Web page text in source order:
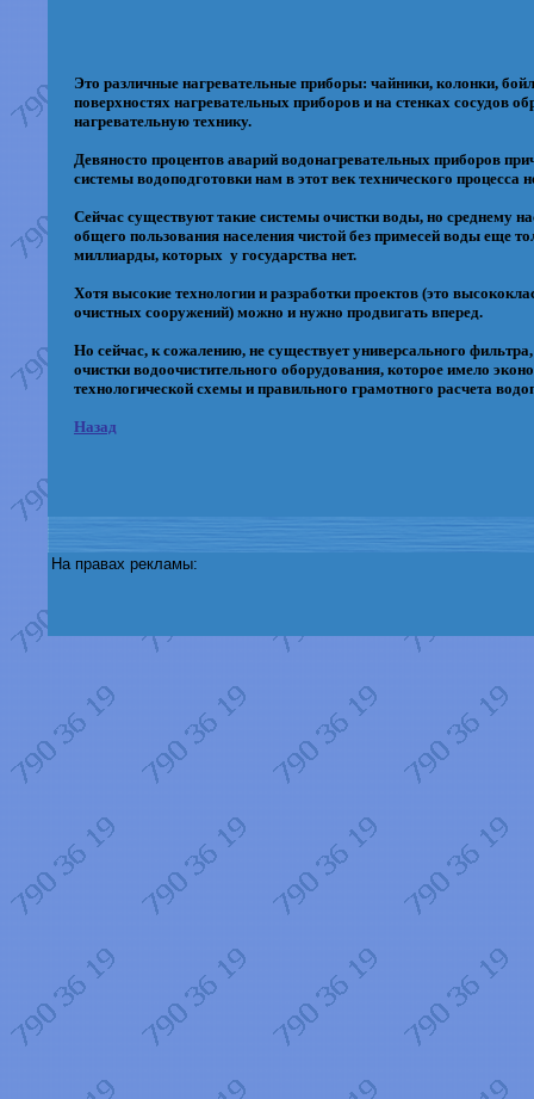
Это различные нагревательные приборы: чайники, колонки,
поверхностях нагревательных приборов и на стенках сосудов
нагревательную технику.
Девяносто процентов аварий водонагревательных приборов
системы водоподготовки нам в этот век технического процесса
Сейчас существуют такие системы очистки воды, но среднему
общего пользования населения чистой без примесей воды еще
миллиарды, которых у государства нет.
Хотя высокие технологии и разработки проектов (это
очистных сооружений) можно и нужно продвигать вперед.
Но сейчас, к сожалению, не существует универсального
очистки водоочистительного оборудования, которое имело
технологической схемы и правильного грамотного расчета
Назад
На правах рекламы: